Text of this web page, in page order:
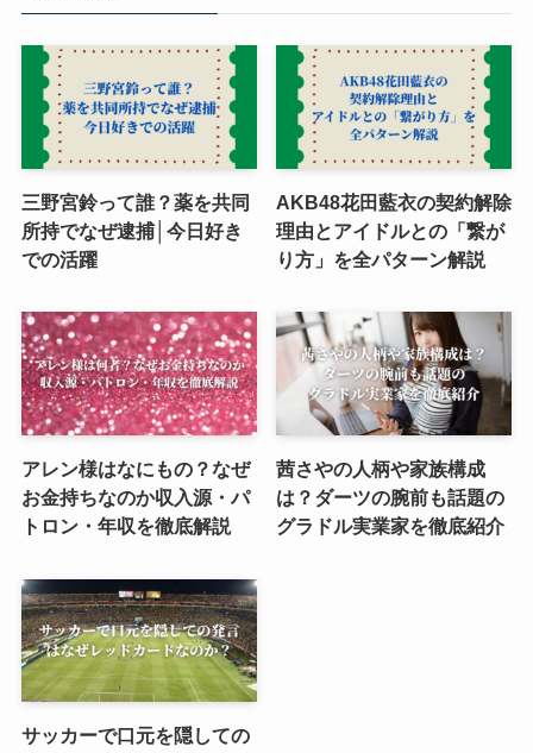
三野宮鈴って誰？薬を共同
所持でなぜ逮捕│今日好き
での活躍
AKB48花田藍衣の契約解除
理由とアイドルとの「繋が
り方」を全パターン解説
アレン様はなにもの？なぜ
お金持ちなのか収入源・パ
トロン・年収を徹底解説
茜さやの人柄や家族構成
は？ダーツの腕前も話題の
グラドル実業家を徹底紹介
サッカーで口元を隠しての